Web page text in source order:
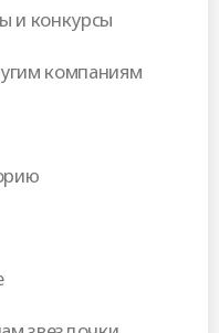
и конкурсы
компаниям